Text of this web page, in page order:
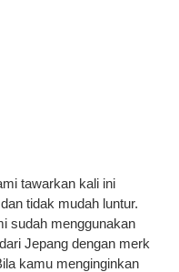
tawarkan kali ini
tidak mudah luntur.
sudah menggunakan
Jepang dengan merk
kamu menginginkan